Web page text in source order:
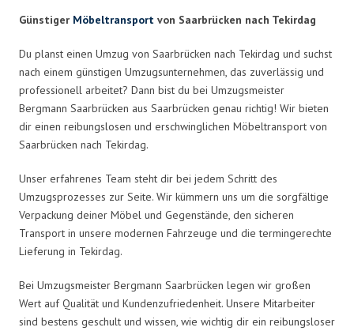
Günstiger Möbeltransport von Saarbrücken nach Tekirdag
Du planst einen Umzug von Saarbrücken nach Tekirdag und suchst
nach einem günstigen Umzugsunternehmen, das zuverlässig und
professionell arbeitet? Dann bist du bei Umzugsmeister
Bergmann Saarbrücken aus Saarbrücken genau richtig! Wir bieten
dir einen reibungslosen und erschwinglichen Möbeltransport von
Saarbrücken nach Tekirdag.
Unser erfahrenes Team steht dir bei jedem Schritt des
Umzugsprozesses zur Seite. Wir kümmern uns um die sorgfältige
Verpackung deiner Möbel und Gegenstände, den sicheren
Transport in unsere modernen Fahrzeuge und die termingerechte
Lieferung in Tekirdag.
Bei Umzugsmeister Bergmann Saarbrücken legen wir großen
Wert auf Qualität und Kundenzufriedenheit. Unsere Mitarbeiter
sind bestens geschult und wissen, wie wichtig dir ein reibungsloser